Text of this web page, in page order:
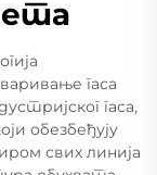
гаса
гаса,
обезбеђују
свих линија